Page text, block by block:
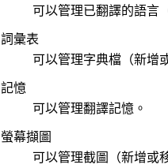
可以管理已翻譯的語言
詞彙表
可以管理字典檔（新增
記憶
可以管理翻譯記憶。
螢幕擷圖
可以管理截圖（新增或